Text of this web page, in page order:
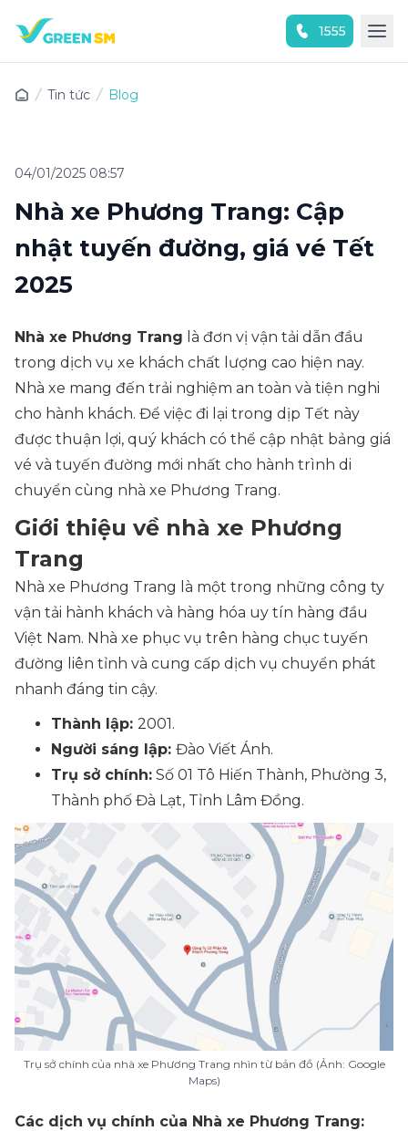
1555
Tin tức Blog
04/01/2025 08:57
Nhà xe Phương Trang: Cập
nhật tuyến đường, giá vé Tết
2025
Nhà xe Phương Trang là đơn vị vận tải dẫn đầu
trong dịch vụ xe khách chất lượng cao hiện nay.
Nhà xe mang đến trải nghiệm an toàn và tiện nghi
cho hành khách. Để việc đi lại trong dịp Tết này
được thuận lợi, quý khách có thể cập nhật bảng giá
vé và tuyến đường mới nhất cho hành trình di
chuyển cùng nhà xe Phương Trang.
Giới thiệu về nhà xe Phương
Trang
Nhà xe Phương Trang là một trong những công ty
vận tải hành khách và hàng hóa uy tín hàng đầu
Việt Nam. Nhà xe phục vụ trên hàng chục tuyến
đường liên tỉnh và cung cấp dịch vụ chuyển phát
nhanh đáng tin cậy.
Thành lập: 2001.
Người sáng lập: Đào Viết Ánh.
Trụ sở chính: Số 01 Tô Hiến Thành, Phường 3,
Thành phố Đà Lạt, Tỉnh Lâm Đồng.
Trụ sở chính của nhà xe Phương Trang nhìn từ bản đồ (Ảnh: Google
Maps)
Các dịch vụ chính của Nhà xe Phương Trang: